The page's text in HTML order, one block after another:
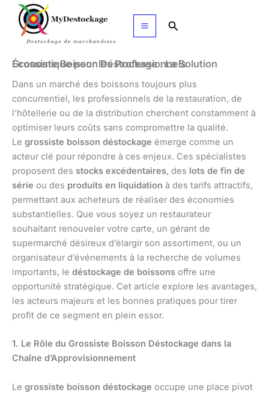
Aller
contenu
Rechercher
Grossiste Boisson Déstockage : La Solution Économique pour les Professionnels
Dans un marché des boissons toujours plus
concurrentiel, les professionnels de la restauration, de
l’hôtellerie ou de la distribution cherchent constamment à
optimiser leurs coûts sans compromettre la qualité.
Le grossiste boisson déstockage émerge comme un
acteur clé pour répondre à ces enjeux. Ces spécialistes
proposent des stocks excédentaires, des lots de fin de
série ou des produits en liquidation à des tarifs attractifs,
permettant aux acheteurs de réaliser des économies
substantielles. Que vous soyez un restaurateur
souhaitant renouveler votre carte, un gérant de
supermarché désireux d’élargir son assortiment, ou un
organisateur d’événements à la recherche de volumes
importants, le déstockage de boissons offre une
opportunité stratégique. Cet article explore les avantages,
les acteurs majeurs et les bonnes pratiques pour tirer
profit de ce segment en plein essor.
1. Le Rôle du Grossiste Boisson Déstockage dans la
Chaîne d’Approvisionnement
Le grossiste boisson déstockage occupe une place pivot